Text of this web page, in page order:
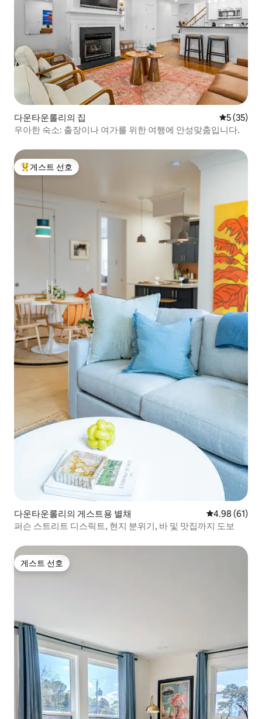
다운타운롤리의 집 평점 5점
5 (35)
우아한 숙소: 출장이나 여가를 위한 여행에 안성맞춤입니다.
상위 게스트 선호
게스트 선호
다운타운롤리의 게스트용 별채 평점 4.98점(5
4.98 (61)
퍼슨 스트리트 디스릭트, 현지 분위기, 바 및 맛집까지 도보
게스트 선호
게스트 선호